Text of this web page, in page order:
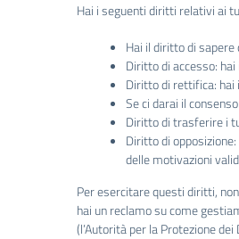
Hai i seguenti diritti relativi ai
Hai il diritto di sapere
Diritto di accesso:
Diritto di rettifica: hai
Se ci darai il
Diritto di trasferire i
Diritto di
delle motivazioni
Per esercitare questi diritti,
hai un reclamo su come
(l’Autorità per la Protezione dei